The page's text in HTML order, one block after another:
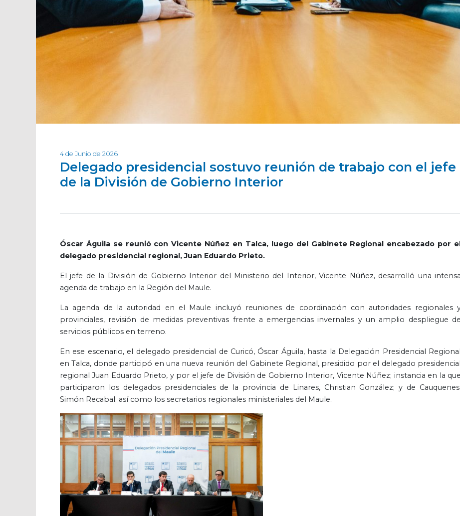
4 de Junio de 2026
Delegado presidencial sostuvo reunión de trabajo con el jefe
de la División de Gobierno Interior
Óscar Águila se reunió con Vicente Núñez en Talca, luego del Gabinete Regional encabezado por
delegado presidencial regional, Juan Eduardo Prieto.
El jefe de la División de Gobierno Interior del Ministerio del Interior, Vicente Núñez, desarrolló una intensa
agenda de trabajo en la Región del Maule.
La agenda de la autoridad en el Maule incluyó reuniones de coordinación con autoridades regionales
provinciales, revisión de medidas preventivas frente a emergencias invernales y un amplio despliegue de
servicios públicos en terreno.
En ese escenario, el delegado presidencial de Curicó, Óscar Águila, hasta la Delegación Presidencial Regional
en Talca, donde participó en una nueva reunión del Gabinete Regional, presidido por el delegado presidencial
regional Juan Eduardo Prieto, y por el jefe de División de Gobierno Interior, Vicente Núñez; instancia en la que
participaron los delegados presidenciales de la provincia de Linares, Christian González; y de
Simón Recabal; así como los secretarios regionales ministeriales del Maule.